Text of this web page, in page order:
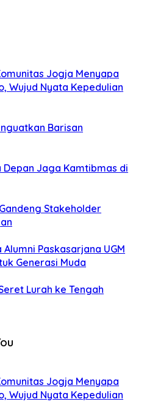
Jogja Menyapa
Wujud Nyata Kepedulian
Barisan
Jaga Kamtibmas di
Stakeholder
Paskasarjana UGM
Generasi Muda
Lurah ke Tengah
Jogja Menyapa
Wujud Nyata Kepedulian